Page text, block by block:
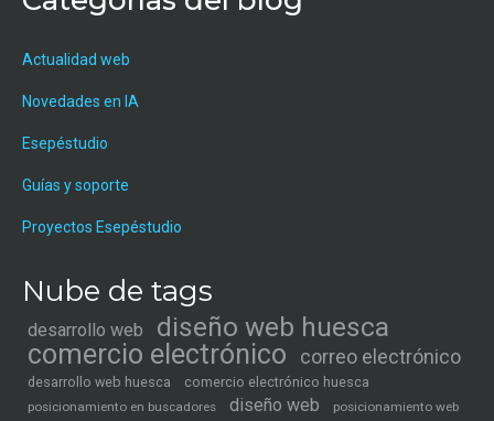
Actualidad web
Novedades en IA
Esepéstudio
Guías y soporte
Proyectos Esepéstudio
Nube de tags
desarrollo web
diseño web huesca
comercio electrónico
correo electrónico
desarrollo web huesca comercio electrónico huesca
posicionamiento en buscadores diseño web
posicionamiento web